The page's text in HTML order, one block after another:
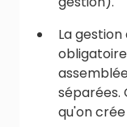
La
séparées.
qu'on